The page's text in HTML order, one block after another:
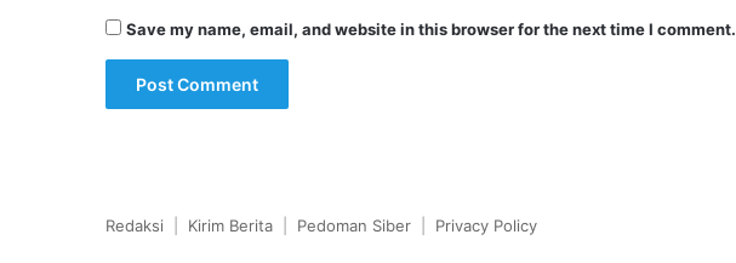
Save my name, email, and website in this browser for the next time I comment.
Redaksi Kirim Berita Pedoman Siber Privacy Policy